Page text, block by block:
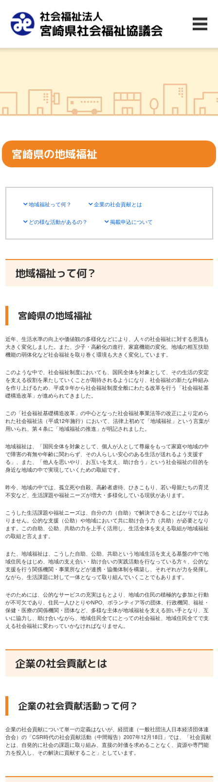
宮崎県の地域福祉
地域福祉って何？ 企業の社会貢献とは
どの様な活動があるの？ 掲載申込について
地域福祉って何？
宮崎県の地域福祉
近年、生活水準の向上や価値観の多様化などにより、人々の社会福祉に対する意識も
大きく変化しました。また、少子・高齢化の進行、家庭機能の変化、地域の相互扶助
機能の弱体化など社会福祉を取り巻く環境も大きく変化しています。
このような中で、社会福祉制度においても、国民全体を対象として、その生活の安定
を支える役割を果たしていくことが期待されるようになり、社会福祉の新たな枠組み
を作り上げるため、平成９年から社会福祉制度全般にわたる改革を行う「社会福祉基
礎構造改革」が進められてきました。
この「社会福祉基礎構造改革」の中心となった社会福祉事業法等の改正により定めら
れた社会福祉法（平成12年施行）において、法律上初めて「地域福祉」という言葉が
用いられ、第４条に「地域福祉の推進」が明記されました。
地域福祉は、「国民全体を対象として、個人が人として尊厳をもって家庭や地域の中
で障害の有無や年齢に関わらず、その人らしい安心のある生活が送れるよう支援す
る」、また、「他人を思いやり、お互いを支え、助け合う」という社会福祉の目的を
身近な地域の中で実現していくための取組です。
昨今、地域の中では、孤立死や自殺、高齢者虐待、ひきこもり、若い母親たちの育児
不安など、生活課題や福祉ニーズが増大・多様化している現状があります。
こうした生活課題や福祉ニーズは、自分の力（自助）で解決できることばかりではあ
りません。公的な支援（公助）や地域において共に助け合う力（共助）が必要となり
ます。この自助、公助、共助の力を上手く活用し、生活全体を支える取組が地域福祉
の取組と言えます。
また、地域福祉は、こうした自助、公助、共助という地域生活を支える基盤の中で地
域住民をはじめ、地域の支え合い・助け合いの実践活動を行なっている方々、公的な
支援を行う関係機関・事業所などが連携・協働体制を構築し、それぞれが力を発揮し
ながら、生活課題に対して一体となって取り組んでいくことでもあります。
そのためには、公的なサービスの充実はもとより、地域の住民の積極的な参加と行動
が不可欠であり、住民一人ひとりやNPO、ボランティア等の団体、行政機関、福祉・
保健・医療の関係機関・団体など、多様な主体が地域福祉を支える担い手となり、互
いに協力し、助け合いながら、地域住民全てにとっての社会福祉、地域住民全てで支
える社会福祉に変わっていかなければなりません。
企業の社会貢献とは
企業の社会貢献活動って何？
企業の社会貢献について単一の定義はないが、経団連（一般社団法人日本経済団体連
合会）の「CSR時代の社会貢献活動（中間報告）2007年12月18日」では、「社会貢献
とは、自発的に社会の課題に取り組み、直接の対価を求めることなく、資源や専門能
力を投入し、その解決に貢献すること」としています。